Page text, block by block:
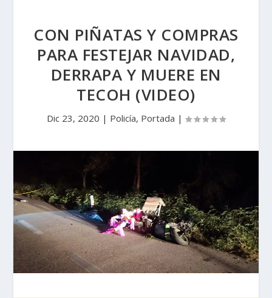
CON PIÑATAS Y COMPRAS
PARA FESTEJAR NAVIDAD,
DERRAPA Y MUERE EN
TECOH (VIDEO)
Dic 23, 2020 | Policía, Portada |